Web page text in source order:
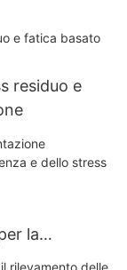
residuo e
la
stress -